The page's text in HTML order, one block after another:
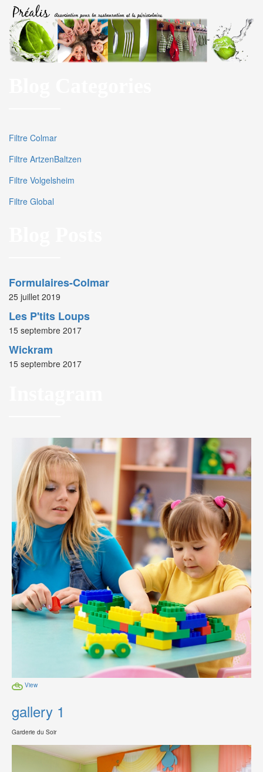
Filtre Colmar
Filtre ArtzenBaltzen
Filtre Volgelsheim
Filtre Global
Formulaires-Colmar
25 juillet 2019
Les P'tits Loups
15 septembre 2017
Wickram
15 septembre 2017
View
gallery 1
Garderie du Soir